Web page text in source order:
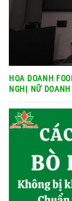
HOA DOANH
NGHỊ NỮ